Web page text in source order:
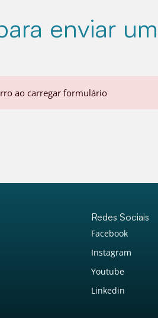
enviar
ao carregar formulário
Redes Sociais
Facebook
Instagram
Youtube
Linkedin